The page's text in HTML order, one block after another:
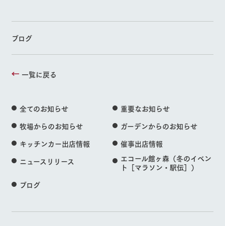
ブログ
一覧に戻る
全てのお知らせ
重要なお知らせ
牧場からのお知らせ
ガーデンからのお知らせ
キッチンカー出店情報
催事出店情報
ニュースリリース
エコール館ヶ森（冬のイベン
ト［マラソン・駅伝］）
ブログ